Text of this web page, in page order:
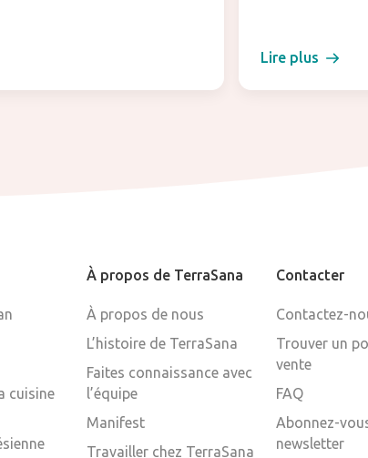
Lire plus
cuisine
À propos de TerraSana
À propos de nous
L’histoire de TerraSana
Faites connaissance avec
l’équipe
Manifest
Travailler chez TerraSana
Contacter
Contactez-
Trouver un
vente
FAQ
Abonnez-
newsletter